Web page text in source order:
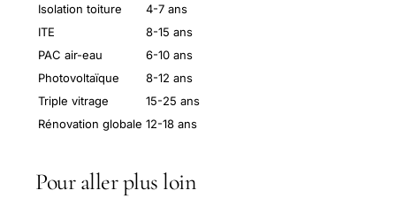
Isolation toiture
4-7 ans
ITE
8-15 ans
PAC air-eau
6-10 ans
Photovoltaïque
8-12 ans
Triple vitrage
15-25 ans
Rénovation globale 12-18 ans
Pour aller plus loin